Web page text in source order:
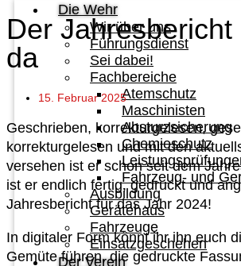
Die Wehr
Wir über uns
Führungsdienst
Sei dabei!
Fachbereiche
Atemschutz
Maschinisten
Absturzsicherung
Chemieschutz
Fahrzeug- und
Ausbildung
Gerätehaus
Fahrzeuge
Einsatzgeschehen
Der Verein
Der
da
15. Februar 2025
Geschrieben, korrekturgelesen,
korrekturgelesen und mit den
versehen ist er schon seit dem
ist er endlich fertig, gedruckt und
Jahresbericht für das Jahr 2024!
In digitaler Form könnt ihr ihn euch
Gemüte führen, die gedruckte